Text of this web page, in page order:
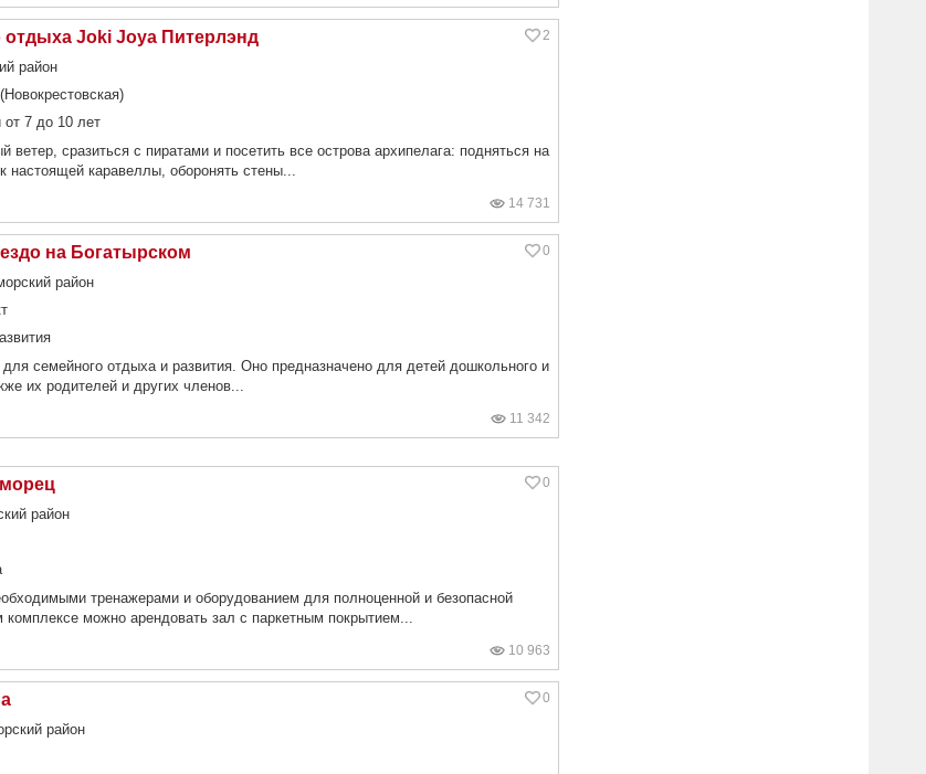
Joki Joya Питерлэнд
район
7 до 10 лет
ветер, сразиться с пиратами и посетить все острова архипелага: подняться на
настоящей каравеллы, оборонять стены...
14 731
2
на Богатырском
район
семейного отдыха и развития. Оно предназначено для детей дошкольного и
их родителей и других членов...
11 342
0
район
тренажерами и оборудованием для полноценной и безопасной
можно арендовать зал с паркетным покрытием...
10 963
0
район
0